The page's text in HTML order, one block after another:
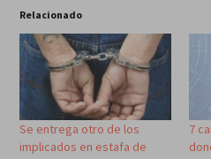
Relacionado
Se entrega otro de los
implicados en estafa de
7